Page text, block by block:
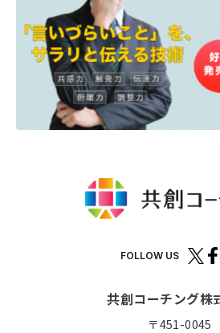
FOLLOW US
共創コーチング株
〒451-0045